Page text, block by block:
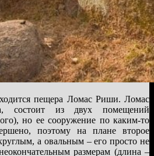
пещера Ломас Риши. Ломас
из двух помещений
но ее сооружение по каким-то
поэтому на плане второе
а овальным – его просто не
размерам (длина –